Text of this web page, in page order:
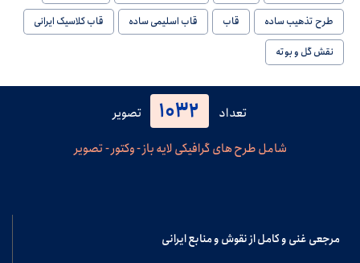
طرح تذهیب ساده
قاب قاب اسلیمی ساده
قاب کلاسیک ایرانی
نقش گل و بوته
تعداد 1032
تصویر
شامل طرح های گرافیکی لایه باز - وکتور - تصویر
مرجعی غنی و کامل از نقوش و منابع ایرانی